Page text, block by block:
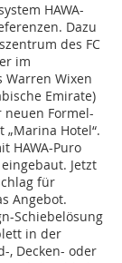
HAWA-
Dazu
des FC
im
Wixen
Emirate)
Formel-
„Marina Hotel“.
HAWA-Puro
Jetzt
für
Angebot.
Schiebelösung
in der
, Decken- oder